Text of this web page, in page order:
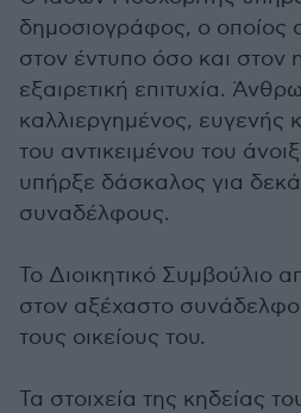
δημοσιογράφος, ο οποίος
στον έντυπο όσο και στον
εξαιρετική επιτυχία.
καλλιεργημένος, ευγενής
του αντικειμένου του
υπήρξε δάσκαλος για
συναδέλφους.
Το Διοικητικό Συμβούλιο
στον αξέχαστο συνάδελφο
τους οικείους του.
Τα στοιχεία της κηδείας